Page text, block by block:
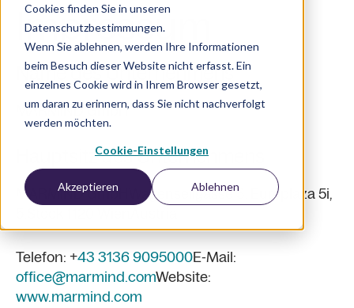
Cookies finden Sie in unseren
Datenschutzbestimmungen.
Wenn Sie ablehnen, werden Ihre Informationen
beim Besuch dieser Website nicht erfasst. Ein
einzelnes Cookie wird in Ihrem Browser gesetzt,
um daran zu erinnern, dass Sie nicht nachverfolgt
werden möchten.
Cookie-Einstellungen
Akzeptieren Ablehnen
Impressum
Name des Unternehmens
MARMIND GmbH
Hauptsitz des Unternehmens
MARMIND GmbH
Wagenseilgasse 3, Europlaza 5i,
Telefon: +43 3136 9095000E-Mail:
office@marmind.comWebsite:
www.marmind.com